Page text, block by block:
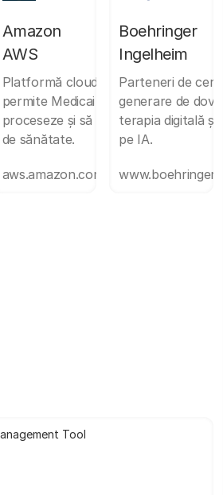
de centre de
infrastructură IT
Amazon
AWS
Platformă cloud scalabilă și sigură
permite Medicai să stocheze, să
proceseze și să analizeze date
de sănătate.
aws.amazon.com/health/
Boehringer
Ingelheim
Parteneri de
generare de
terapia digitală și
pe IA.
alerte și
care îi
să ofere o
fără fricțiuni.